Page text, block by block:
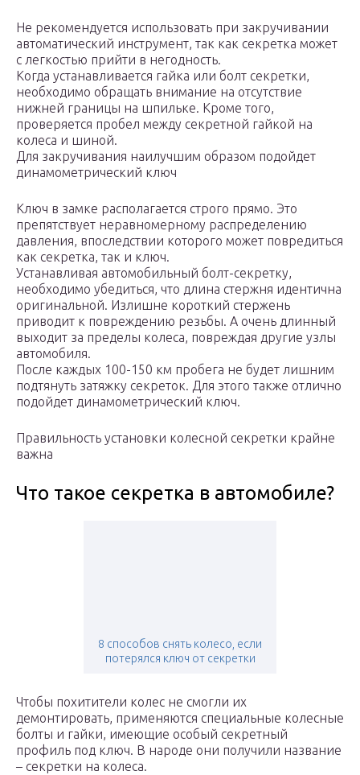
Не рекомендуется использовать при закручивании
автоматический инструмент, так как секретка может
с легкостью прийти в негодность.
Когда устанавливается гайка или болт секретки,
необходимо обращать внимание на отсутствие
нижней границы на шпильке. Кроме того,
проверяется пробел между секретной гайкой на
колеса и шиной.
Для закручивания наилучшим образом подойдет
динамометрический ключ
Ключ в замке располагается строго прямо. Это
препятствует неравномерному распределению
давления, впоследствии которого может повредиться
как секретка, так и ключ.
Устанавливая автомобильный болт-секретку,
необходимо убедиться, что длина стержня идентична
оригинальной. Излишне короткий стержень
приводит к повреждению резьбы. А очень длинный
выходит за пределы колеса, повреждая другие узлы
автомобиля.
После каждых 100-150 км пробега не будет лишним
подтянуть затяжку секреток. Для этого также отлично
подойдет динамометрический ключ.
Правильность установки колесной секретки крайне
важна
Что такое секретка в автомобиле?
8 способов снять колесо, если
потерялся ключ от секретки
Чтобы похитители колес не смогли их
демонтировать, применяются специальные колесные
болты и гайки, имеющие особый секретный
профиль под ключ. В народе они получили название
– секретки на колеса.